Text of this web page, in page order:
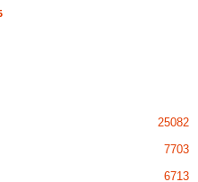
25082
7703
6713